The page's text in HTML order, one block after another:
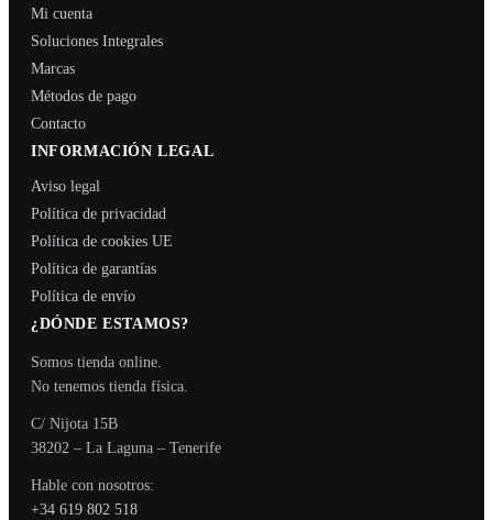
Mi cuenta
Soluciones Integrales
Marcas
Métodos de pago
Contacto
INFORMACIÓN LEGAL
Aviso legal
Política de privacidad
Política de cookies UE
Política de garantías
Política de envío
¿DÓNDE ESTAMOS?
Somos tienda online.
No tenemos tienda física.
C/ Nijota 15B
38202 – La Laguna – Tenerife
Hable con nosotros:
+34 619 802 518